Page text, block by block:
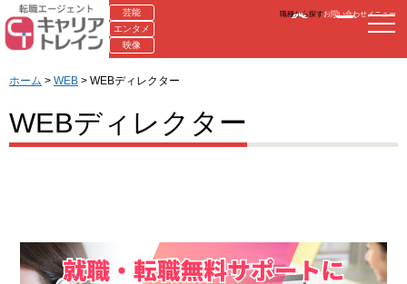
芸能
エンタメ
映像
職種から探すお問い合わせメニュー
ホーム > WEB > WEBディレクター
WEBディレクター